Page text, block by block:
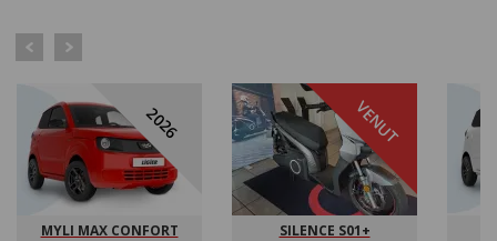
2026
MYLI MAX CONFORT
VENUT
SILENCE S01+